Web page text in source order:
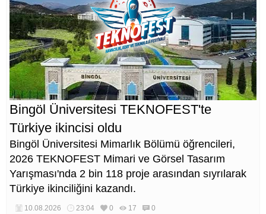
Bingöl Üniversitesi TEKNOFEST'te
Türkiye ikincisi oldu
Bingöl Üniversitesi Mimarlık Bölümü öğrencileri,
2026 TEKNOFEST Mimari ve Görsel Tasarım
Yarışması'nda 2 bin 118 proje arasından sıyrılarak
Türkiye ikinciliğini kazandı.
10.08.2026 23:04 0 17 0